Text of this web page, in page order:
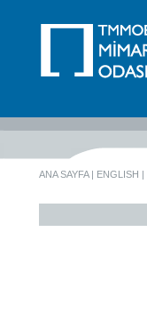
ANA SAYFA| ENGLISH |